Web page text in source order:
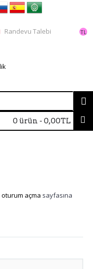
TL
Randevu Talebi
0 ürün - 0,00TL
oturum açma sayfasına